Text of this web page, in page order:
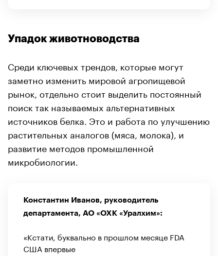
Упадок животноводства
Среди ключевых трендов, которые могут
заметно изменить мировой агропищевой
рынок, отдельно стоит выделить постоянный
поиск так называемых альтернативных
источников белка. Это и работа по улучшению
растительных аналогов (мяса, молока), и
развитие методов промышленной
микробиологии.
Константин Иванов, руководитель
департамента, АО «ОХК «Уралхим»:
«Кстати, буквально в прошлом месяце FDA
США впервые